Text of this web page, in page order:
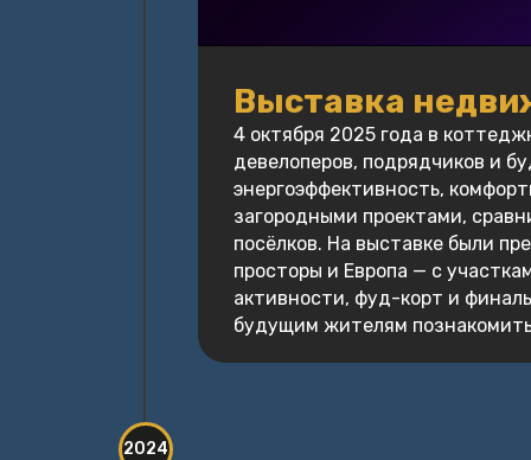
Выставка
4 октября 2025 года в
девелоперов, подрядчиков и
энергоэффективность,
загородными проектами,
посёлков. На выставке были
просторы и Европа — с
активности, фуд-корт и
будущим жителям
2024